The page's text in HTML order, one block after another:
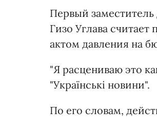
Первый
Гизо Углава
актом давления на
"Я расцениваю это
"Українські новини".
По его словам,